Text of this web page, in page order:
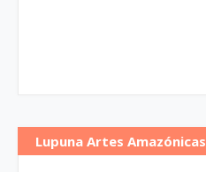
Lupuna Artes Amazónicas